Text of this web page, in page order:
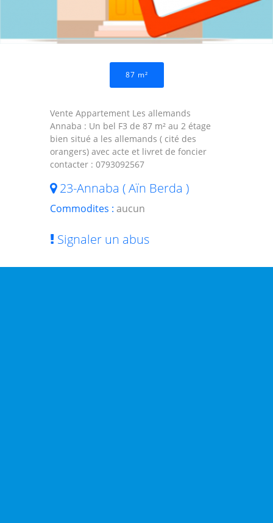
87 m²
Vente Appartement Les allemands
Annaba : Un bel F3 de 87 m² au 2 étage
bien situé a les allemands ( cité des
orangers) avec acte et livret de foncier
contacter : 0793092567
23-Annaba ( Aïn Berda )
Commodites :aucun
Signaler un abus